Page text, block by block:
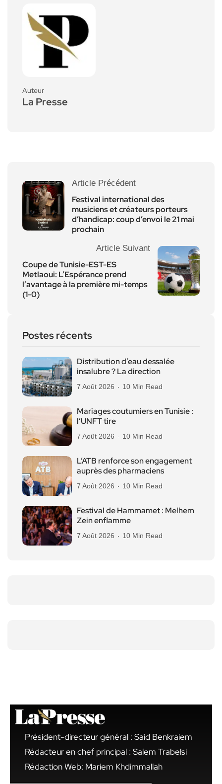
Auteur
La Presse
Article Précédent
Festival international des
musiciens et créateurs porteurs
d’handicap: coup d’envoi le 21 mai
prochain
Article Suivant
Coupe de Tunisie-EST-ES
Metlaoui: L’Espérance prend
l’avantage à la première mi-temps
(1-0)
Postes récents
Distribution d’eau dessalée
insalubre ? La direction
7 Août 2026 10 Min Read
Mariages coutumiers en Tunisie :
l’UNFT tire
7 Août 2026 10 Min Read
L’ATB renforce son engagement
auprès des pharmaciens
7 Août 2026 10 Min Read
Festival de Hammamet : Melhem
Zein enflamme
7 Août 2026 10 Min Read
Président-directeur général : Said Benkraiem
Rédacteur en chef principal : Salem Trabelsi
Rédaction Web: Mariem Khdimmallah